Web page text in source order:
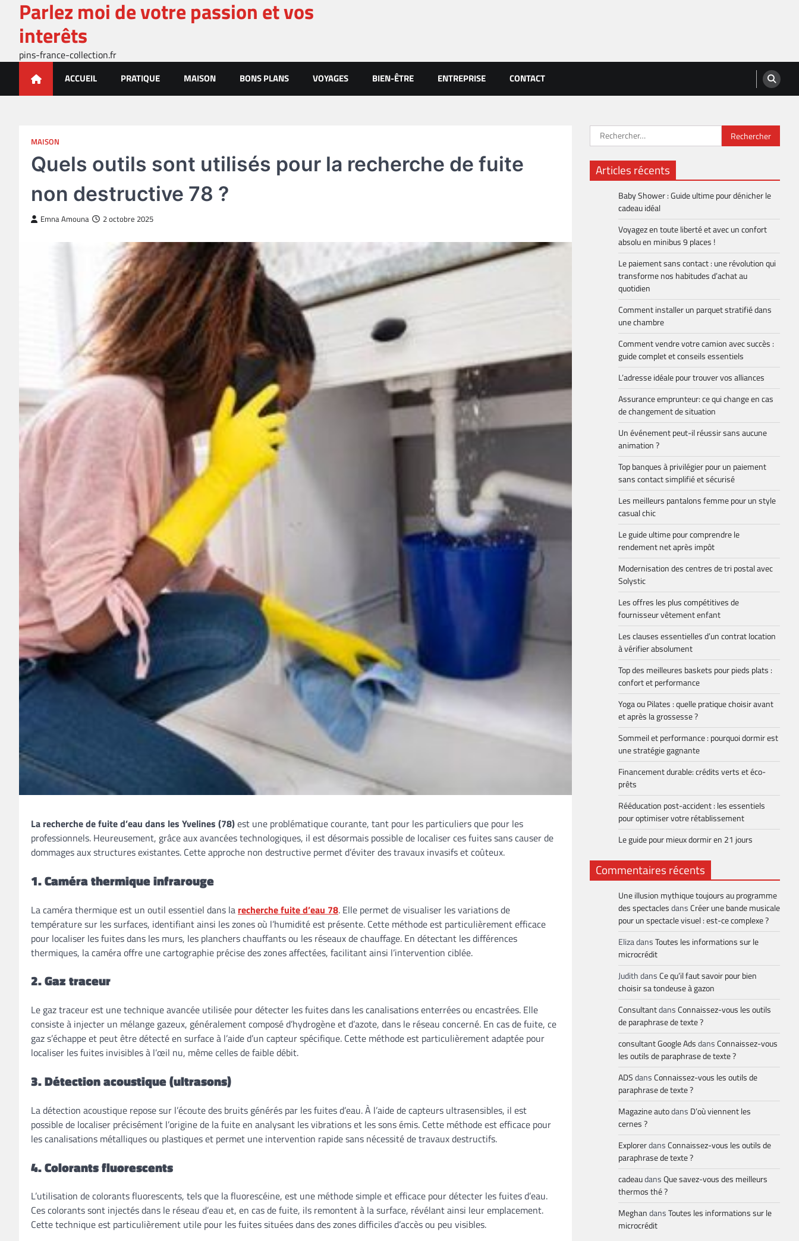
content
Parlez moi de votre passion et vos
interêts
pins-france-collection.fr
ACCUEIL PRATIQUE MAISON BONS PLANS VOYAGES BIEN-ÊTRE ENTREPRISE CONTACT
MAISON
Quels outils sont utilisés pour la recherche de fuite
non destructive 78 ?
Emna Amouna 2 octobre 2025
La recherche de fuite d’eau dans les Yvelines (78)est une problématique courante, tant pour les particuliers que pour les
professionnels. Heureusement, grâce aux avancées technologiques, il est désormais possible de localiser ces fuites sans causer de
dommages aux structures existantes. Cette approche non destructive permet d’éviter des travaux invasifs et coûteux.
1. Caméra thermique infrarouge
La caméra thermique est un outil essentiel dans la recherche fuite d’eau 78. Elle permet de visualiser les variations de
température sur les surfaces, identifiant ainsi les zones où l’humidité est présente. Cette méthode est particulièrement efficace
pour localiser les fuites dans les murs, les planchers chauffants ou les réseaux de chauffage. En détectant les différences
thermiques, la caméra offre une cartographie précise des zones affectées, facilitant ainsi l’intervention ciblée.
2. Gaz traceur
Le gaz traceur est une technique avancée utilisée pour détecter les fuites dans les canalisations enterrées ou encastrées. Elle
consiste à injecter un mélange gazeux, généralement composé d’hydrogène et d’azote, dans le réseau concerné. En cas de fuite, ce
gaz s’échappe et peut être détecté en surface à l’aide d’un capteur spécifique. Cette méthode est particulièrement adaptée pour
localiser les fuites invisibles à l’œil nu, même celles de faible débit.
3. Détection acoustique (ultrasons)
La détection acoustique repose sur l’écoute des bruits générés par les fuites d’eau. À l’aide de capteurs ultrasensibles, il est
possible de localiser précisément l’origine de la fuite en analysant les vibrations et les sons émis. Cette méthode est efficace pour
les canalisations métalliques ou plastiques et permet une intervention rapide sans nécessité de travaux destructifs.
4. Colorants fluorescents
L’utilisation de colorants fluorescents, tels que la fluorescéine, est une méthode simple et efficace pour détecter les fuites d’eau.
Ces colorants sont injectés dans le réseau d’eau et, en cas de fuite, ils remontent à la surface, révélant ainsi leur emplacement.
Cette technique est particulièrement utile pour les fuites situées dans des zones difficiles d’accès ou peu visibles.
Rechercher :
Articles récents
Baby Shower : Guide ultime pour dénicher le
cadeau idéal
Voyagez en toute liberté et avec un confort
absolu en minibus 9 places !
Le paiement sans contact : une révolution qui
transforme nos habitudes d’achat au
quotidien
Comment installer un parquet stratifié dans
une chambre
Comment vendre votre camion avec succès :
guide complet et conseils essentiels
L’adresse idéale pour trouver vos alliances
Assurance emprunteur: ce qui change en cas
de changement de situation
Un événement peut-il réussir sans aucune
animation ?
Top banques à privilégier pour un paiement
sans contact simplifié et sécurisé
Les meilleurs pantalons femme pour un style
casual chic
Le guide ultime pour comprendre le
rendement net après impôt
Modernisation des centres de tri postal avec
Solystic
Les offres les plus compétitives de
fournisseur vêtement enfant
Les clauses essentielles d’un contrat location
à vérifier absolument
Top des meilleures baskets pour pieds plats :
confort et performance
Yoga ou Pilates : quelle pratique choisir avant
et après la grossesse ?
Sommeil et performance : pourquoi dormir est
une stratégie gagnante
Financement durable: crédits verts et éco-
prêts
Rééducation post-accident : les essentiels
pour optimiser votre rétablissement
Le guide pour mieux dormir en 21 jours
Commentaires récents
Une illusion mythique toujours au programme
des spectaclesdansCréer une bande musicale
pour un spectacle visuel : est-ce complexe ?
ElizadansToutes les informations sur le
microcrédit
JudithdansCe qu’il faut savoir pour bien
choisir sa tondeuse à gazon
ConsultantdansConnaissez-vous les outils
de paraphrase de texte ?
consultant Google AdsdansConnaissez-vous
les outils de paraphrase de texte ?
ADSdansConnaissez-vous les outils de
paraphrase de texte ?
Magazine autodans D’où viennent les
cernes ?
ExplorerdansConnaissez-vous les outils de
paraphrase de texte ?
cadeaudansQue savez-vous des meilleurs
thermos thé ?
MeghandansToutes les informations sur le
microcrédit